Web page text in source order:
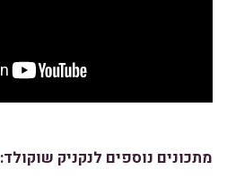
מתכונים נוספים לנקניק שוקולד: